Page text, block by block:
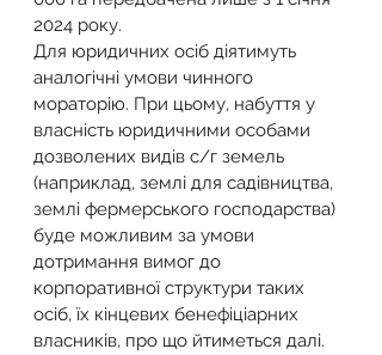
2024 року.
Для юридичних осіб діятимуть
аналогічні умови чинного
мораторію. При цьому, набуття у
власність юридичними особами
дозволених видів с/г земель
(наприклад, землі для садівництва,
землі фермерського господарства)
буде можливим за умови
дотримання вимог до
корпоративної структури таких
осіб, їх кінцевих бенефіціарних
власників, про що йтиметься далі.